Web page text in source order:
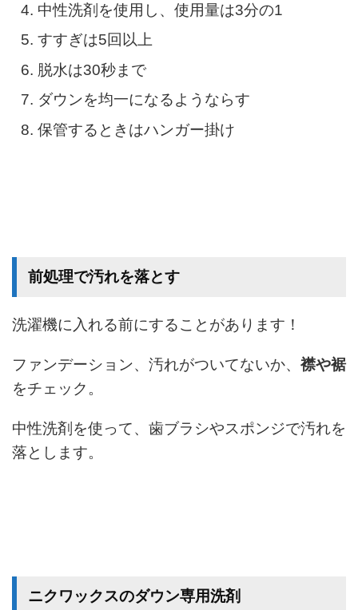
中性洗剤を使用し、使用量は3分の1
すすぎは5回以上
脱水は30秒まで
ダウンを均一になるようならす
保管するときはハンガー掛け
前処理で汚れを落とす
洗濯機に入れる前にすることがあります！
ファンデーション、汚れがついてないか、 襟や裾
をチェック。
中性洗剤を使って、歯ブラシやスポンジで汚れを
落とします。
ニクワックスのダウン専用洗剤